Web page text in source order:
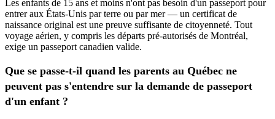
Les enfants de 15 ans et moins n'ont pas besoin d'un passeport pour
entrer aux États-Unis par terre ou par mer — un certificat de
naissance original est une preuve suffisante de citoyenneté. Tout
voyage aérien, y compris les départs pré-autorisés de Montréal,
exige un passeport canadien valide.
Que se passe-t-il quand les parents au Québec ne
peuvent pas s'entendre sur la demande de passeport
d'un enfant ?